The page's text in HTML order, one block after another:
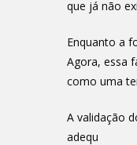
que já não
Enquanto a
Agora, essa
como uma
A validação
adequ